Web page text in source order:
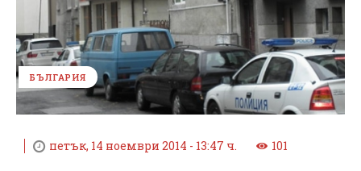
БЪЛГАРИЯ
петък, 14 ноември 2014 - 13:47 ч. 101